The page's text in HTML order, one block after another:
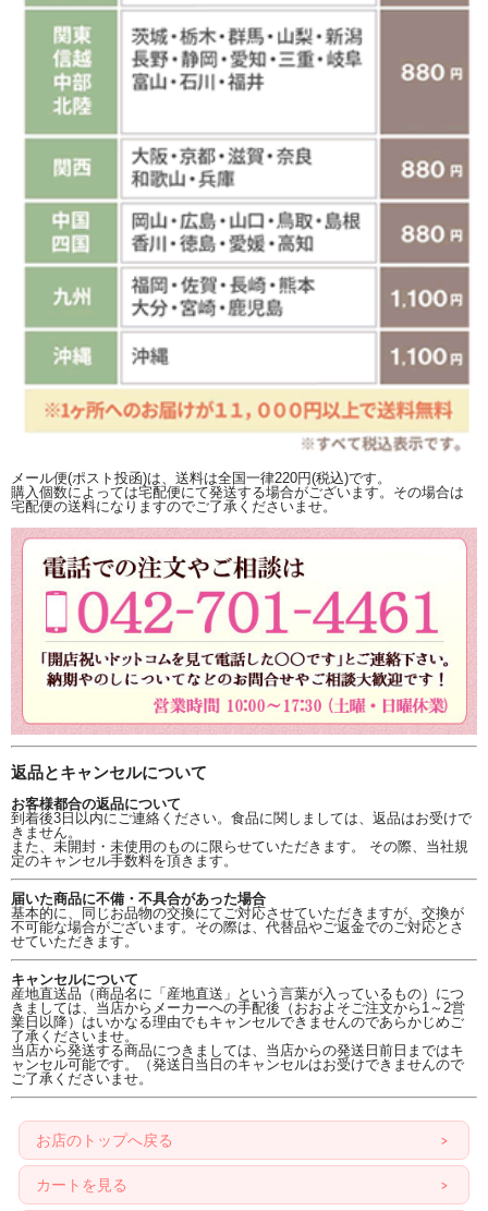
メール便(ポスト投函)は、送料は全国一律220円(税込)です。
購入個数によっては宅配便にて発送する場合がございます。その場合は
宅配便の送料になりますのでご了承くださいませ。
返品とキャンセルについて
お客様都合の返品について
到着後3日以内にご連絡ください。食品に関しましては、返品はお受けで
きません。
また、未開封・未使用のものに限らせていただきます。 その際、当社規
定のキャンセル手数料を頂きます。
届いた商品に不備・不具合があった場合
基本的に、同じお品物の交換にてご対応させていただきますが、交換が
不可能な場合がございます。その際は、代替品やご返金でのご対応とさ
せていただきます。
キャンセルについて
産地直送品（商品名に「産地直送」という言葉が入っているもの）につ
きましては、当店からメーカーへの手配後（おおよそご注文から1～2営
業日以降）はいかなる理由でもキャンセルできませんのであらかじめご
了承くださいませ。
当店から発送する商品につきましては、当店からの発送日前日まではキ
ャンセル可能です。（発送日当日のキャンセルはお受けできませんので
ご了承くださいませ。
お店のトップへ戻る
カートを見る